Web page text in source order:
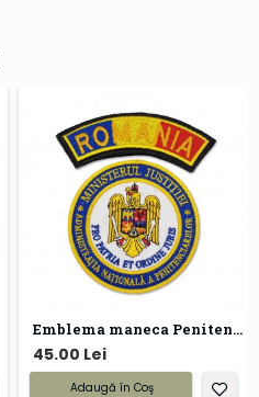
Emblema maneca Penitenciar ANP
45.00 Lei
Adaugă în Coş